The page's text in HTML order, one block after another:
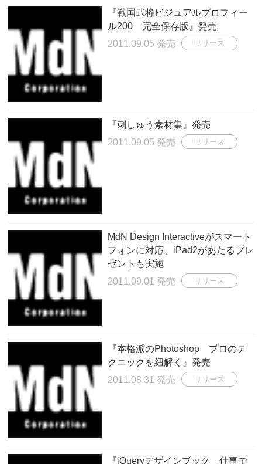
『戦国武将ビジュアルプロフィー
ル200 完全保存版』発売
2011.09.05 発売
リリース
『刺しゅう素材集』発売
2011.09.05 発売
リリース
MdN Design Interactiveがスマート
フォンに対応、iPad2があたるプレ
ゼントも実施
2011.09.01 発売
リリース
『本格派のPhotoshop プロのテ
クニックを紐解く』発売
2011.08.31 発売
リリース
『jQueryデザインブック 仕事で